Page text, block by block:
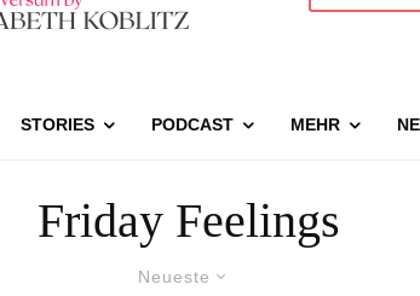
STORIES PODCAST MEHR
Friday Feelings
Neueste